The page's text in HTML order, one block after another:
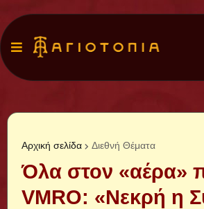
Αρχική σελίδα Διεθνή Θέματα
Όλα στον «αέρα»
VMRO: «Νεκρή η